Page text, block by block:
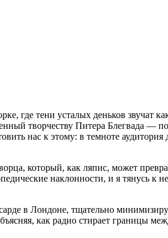
где тени усталых деньков звучат
творчеству Питера Блегвада —
нас к этому: в темноте аудитория
который, как ляпис, может
наклонности, и я тянусь
в Лондоне, тщательно
как радио стирает границы